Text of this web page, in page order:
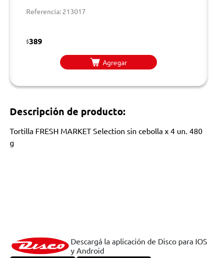
Referencia: 213017
$389
Agregar
Descripción de producto:
Tortilla FRESH MARKET Selection sin cebolla x 4 un. 480
g
Descargá la aplicación de Disco para IOS
y Android